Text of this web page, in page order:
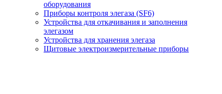
оборудования
Приборы контроля элегаза (SF6)
Устройства для откачивания и заполнения
элегазом
Устройства для хранения элегаза
Щитовые электроизмерительные приборы